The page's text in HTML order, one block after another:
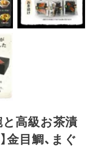
と高級お茶漬
金目鯛、まぐ